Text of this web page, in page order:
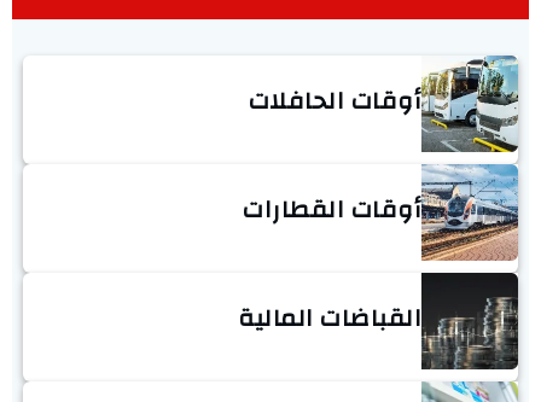
أوقات الحافلات
أوقات القطارات
القباضات المالية